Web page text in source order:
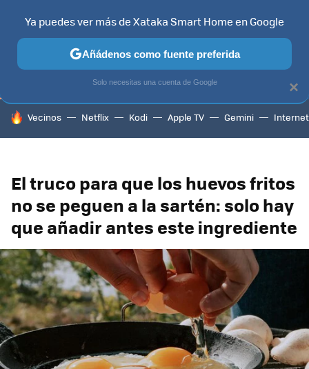
TELEVISORES CONTENIDOS SMART TV SELECCIÓN
HOY SE HABLA DE
Vecinos Netflix Kodi Apple TV Gemini Internet
El truco para que los huevos fritos
no se peguen a la sartén: solo hay
que añadir antes este ingrediente
×
Ya puedes ver más de Xataka Smart Home en Google
Añádenos como fuente preferida
Solo necesitas una cuenta de Google